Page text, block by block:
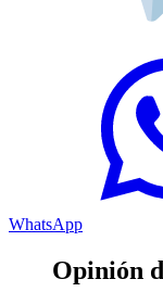
WhatsApp
Opinión